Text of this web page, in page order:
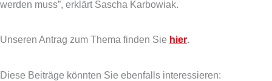
werden muss”, erklärt Sascha Karbowiak.
Unseren Antrag zum Thema finden Sie hier.
Diese Beiträge könnten Sie ebenfalls interessieren: